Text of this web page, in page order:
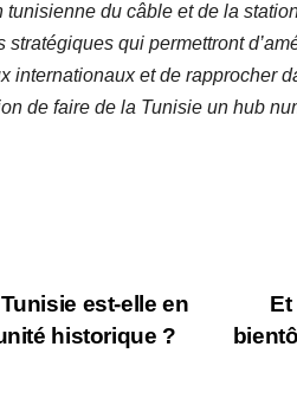
du câble et de la
qui permettront
internationaux et de rapprocher
de faire de la Tunisie un hub
est-elle en
historique ?